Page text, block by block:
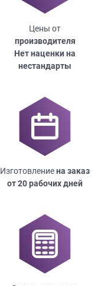
Цены от
производителя
Нет наценки на
нестандарты
Изготовлениена заказ
от 20 рабочих дней